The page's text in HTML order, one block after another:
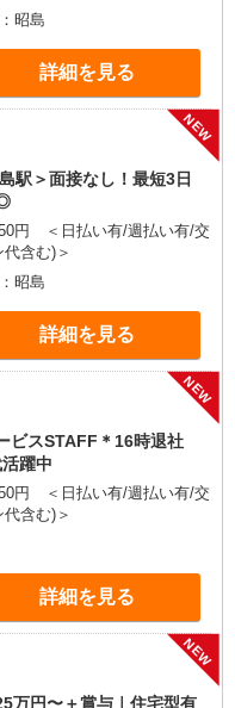
昭島
詳細を見る
NEW
駅＞面接なし！最短3日
円 ＜日払い有/週払い有/交
含む)＞
昭島
詳細を見る
NEW
ビスSTAFF＊16時退社
躍中
円 ＜日払い有/週払い有/交
含む)＞
詳細を見る
NEW
円〜＋賞与｜住宅型有